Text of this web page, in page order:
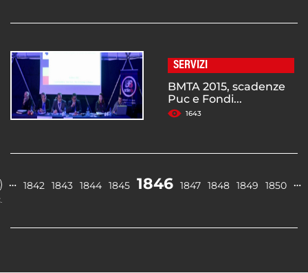
SERVIZI
BMTA 2015, scadenze
Puc e Fondi...
1643
… 1842 1843 1844 1845 1846 1847 1848 1849 1850 …